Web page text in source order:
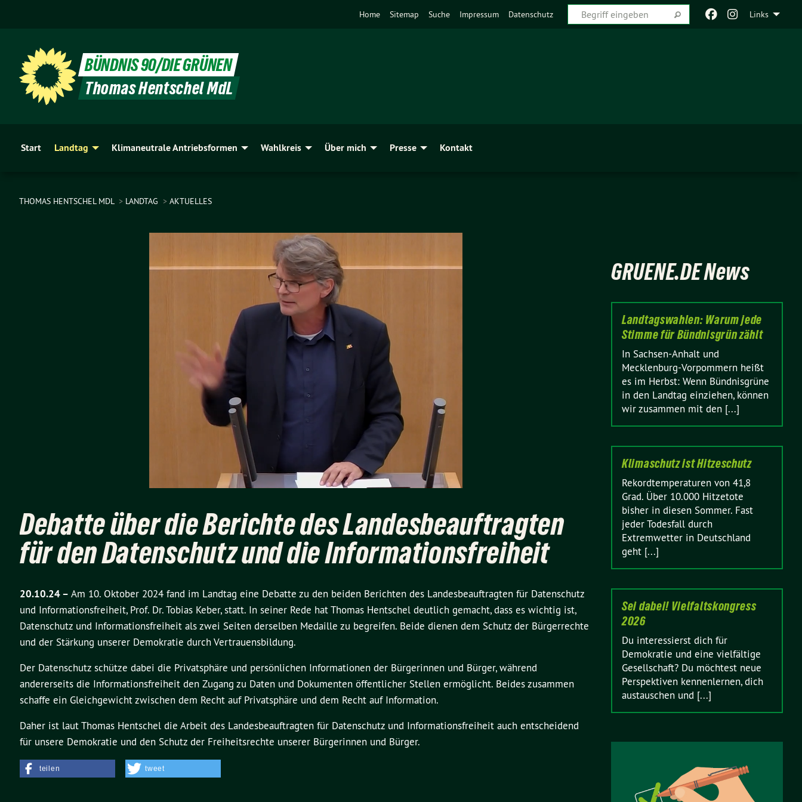
Links
Home Sitemap Suche Impressum Datenschutz
BÜNDNIS 90/DIE GRÜNEN
Thomas Hentschel MdL
Start Landtag Klimaneutrale Antriebsformen Wahlkreis Über mich Presse Kontakt
THOMAS HENTSCHEL MDL LANDTAG AKTUELLES
Debatte über die Berichte des Landesbeauftragten
für den Datenschutz und die Informationsfreiheit
20.10.24 – Am 10. Oktober 2024 fand im Landtag eine Debatte zu den beiden Berichten des Landesbeauftragten für Datenschutz
und Informationsfreiheit, Prof. Dr. Tobias Keber, statt. In seiner Rede hat Thomas Hentschel deutlich gemacht, dass es wichtig ist,
Datenschutz und Informationsfreiheit als zwei Seiten derselben Medaille zu begreifen. Beide dienen dem Schutz der Bürgerrechte
und der Stärkung unserer Demokratie durch Vertrauensbildung.
Der Datenschutz schütze dabei die Privatsphäre und persönlichen Informationen der Bürgerinnen und Bürger, während
andererseits die Informationsfreiheit den Zugang zu Daten und Dokumenten öffentlicher Stellen ermöglicht. Beides zusammen
schaffe ein Gleichgewicht zwischen dem Recht auf Privatsphäre und dem Recht auf Information.
Daher ist laut Thomas Hentschel die Arbeit des Landesbeauftragten für Datenschutz und Informationsfreiheit auch entscheidend
für unsere Demokratie und den Schutz der Freiheitsrechte unserer Bürgerinnen und Bürger.
teilen tweet
GRUENE.DE News
Landtagswahlen: Warum jede
Stimme für Bündnisgrün zählt
In Sachsen-Anhalt und
Mecklenburg-Vorpommern heißt
es im Herbst: Wenn Bündnisgrüne
in den Landtag einziehen, können
wir zusammen mit den [...]
Klimaschutz ist Hitzeschutz
Rekordtemperaturen von 41,8
Grad. Über 10.000 Hitzetote
bisher in diesen Sommer. Fast
jeder Todesfall durch
Extremwetter in Deutschland
geht [...]
Sei dabei! Vielfaltskongress
2026
Du interessierst dich für
Demokratie und eine vielfältige
Gesellschaft? Du möchtest neue
Perspektiven kennenlernen, dich
austauschen und [...]